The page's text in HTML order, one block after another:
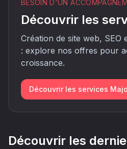
BESOIN D'UN
Découvrir les
Création de site web, SEO
: explore nos offres pour
croissance.
Découvrir les services
Découvrir les